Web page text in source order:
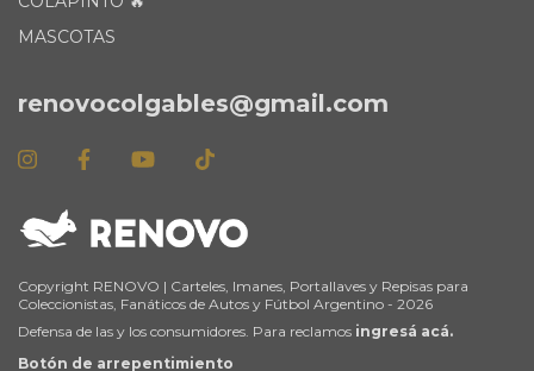
MASCOTAS
renovocolgables@gmail.com
Copyright RENOVO | Carteles, Imanes, Portallaves y Repisas para
Coleccionistas, Fanáticos de Autos y Fútbol Argentino - 2026
Defensa de las y los consumidores. Para reclamos ingresá acá.
Botón de arrepentimiento